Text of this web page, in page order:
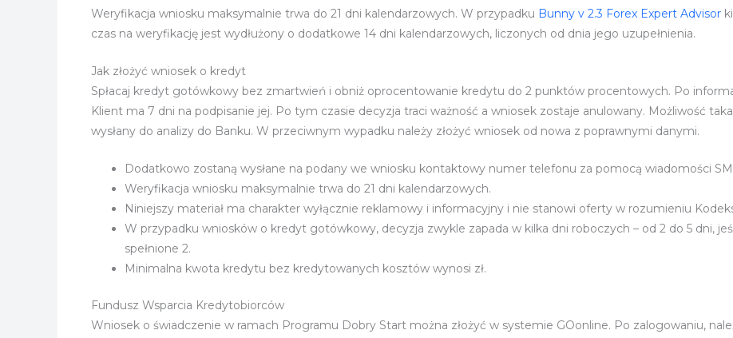
Weryfikacja wniosku maksymalnie trwa do 21 dni kalendarzowych. W przypadku Bunny v 2.3 Forex Expert Advisor
czas na weryfikację jest wydłużony o dodatkowe 14 dni kalendarzowych, liczonych od dnia jego uzupełnienia.
Jak złożyć wniosek o kredyt
Spłacaj kredyt gotówkowy bez zmartwień i obniż oprocentowanie kredytu do 2 punktów procentowych. Po
Klient ma 7 dni na podpisanie jej. Po tym czasie decyzja traci ważność a wniosek zostaje anulowany. Możliwość
wysłany do analizy do Banku. W przeciwnym wypadku należy złożyć wniosek od nowa z poprawnymi danymi.
Dodatkowo zostaną wysłane na podany we wniosku kontaktowy numer telefonu za pomocą wiadomości
Weryfikacja wniosku maksymalnie trwa do 21 dni kalendarzowych.
Niniejszy materiał ma charakter wyłącznie reklamowy i informacyjny i nie stanowi oferty w rozumieniu
W przypadku wniosków o kredyt gotówkowy, decyzja zwykle zapada w kilka dni roboczych – od 2 do 5 dni,
spełnione 2.
Minimalna kwota kredytu bez kredytowanych kosztów wynosi zł.
Fundusz Wsparcia Kredytobiorców
Wniosek o świadczenie w ramach Programu Dobry Start można złożyć w systemie GOonline. Po zalogowaniu,